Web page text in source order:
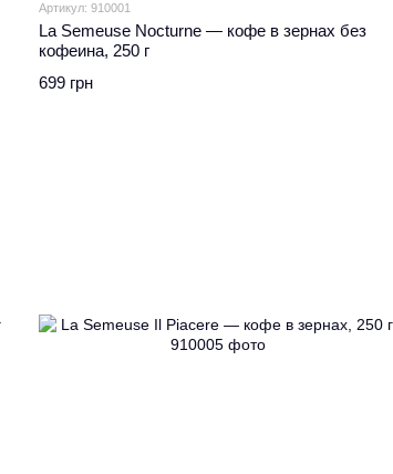
Артикул: 910001
La Semeuse Nocturne — кофе в зернах без
кофеина, 250 г
699 грн